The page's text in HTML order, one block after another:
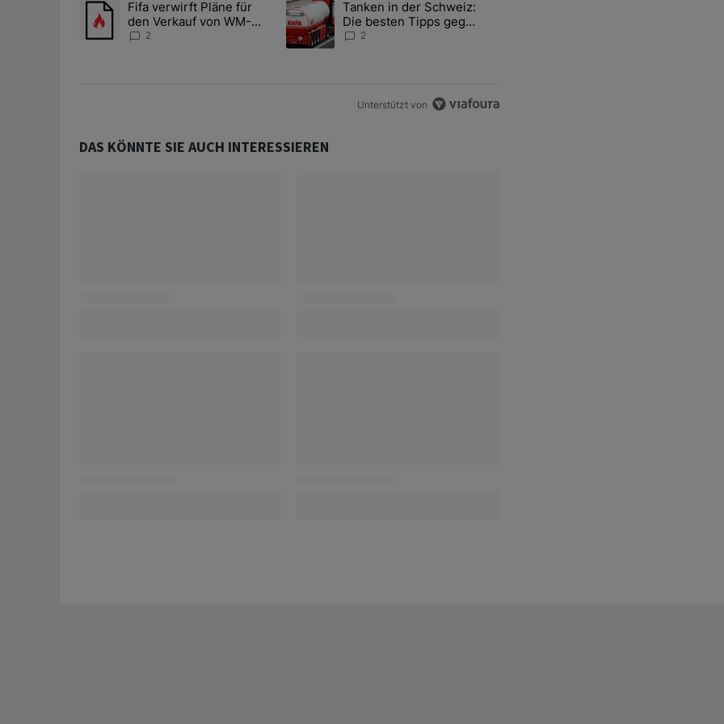
Ein Trendartikel mit dem Titel "Fifa verwirft Pläne für den Verkauf von WM-Anteilen" mit 2 kommentare.
Fifa verwirft Pläne für
den Verkauf von WM-
Anteilen
2
Ein Trendartikel mit dem Titel "Tanken in der Schweiz: Die besten Tipps gegen
Tanken in der Schweiz:
Die besten Tipps gegen
teuren Sprit
2
Unterstützt von
DAS KÖNNTE SIE AUCH INTERESSIEREN